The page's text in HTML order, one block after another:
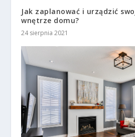
Jak zaplanować i urządzić
wnętrze domu?
24 sierpnia 2021